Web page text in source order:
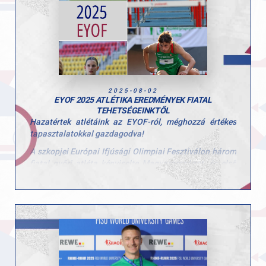
Köszönjük minden edzőnek, segítőnek és szülőnek,
hogy hozzájárultak a hét sikeréhez és természetesen a
gyerekeknek is, hogy ilyen lelkes résztvevői voltak a
tábornak!
2025-08-02
EYOF 2025 ATLÉTIKA EREDMÉNYEK FIATAL
TEHETSÉGEINKTŐL
Hazatértek atlétáink az EYOF-ról, méghozzá értékes
tapasztalatokkal gazdagodva!
A szkopjei Európai Ifjúsági Olimpiai Fesztiválon három
fiatal győri atléta képviselte Magyarországot, és első
nemzetközi megmérettetésükön nagyszerűen
helytálltak. Takács Levente, Sipos Veronika és Birtha
Clubot is büszkén képviselték a nemzetközi
mezőnyben.
Eredmények:
– Takács Levente 110 m gát: 14,12 – 15. hely